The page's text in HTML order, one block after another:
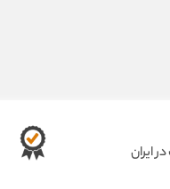
ایران